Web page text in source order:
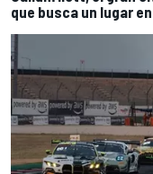
que busca un lugar